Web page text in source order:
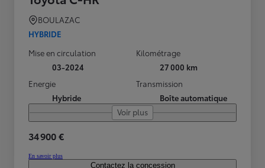
BOULAZAC
HYBRIDE
Mise en circulation
03-2024
Kilométrage
27 000 km
Energie
Hybride
Transmission
Boîte automatique
Voir plus
34 900 €
En savoir plus
Contactez la concession